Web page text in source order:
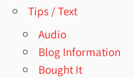
Tips / Text
Audio
Blog Information
Bought It